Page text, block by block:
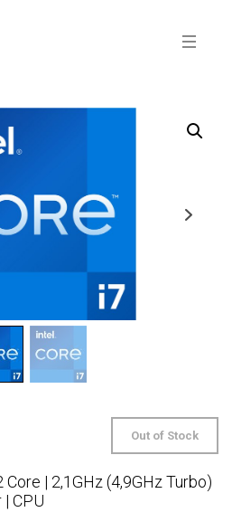
Out of Stock
| 2,1GHz (4,9GHz Turbo)
CPU